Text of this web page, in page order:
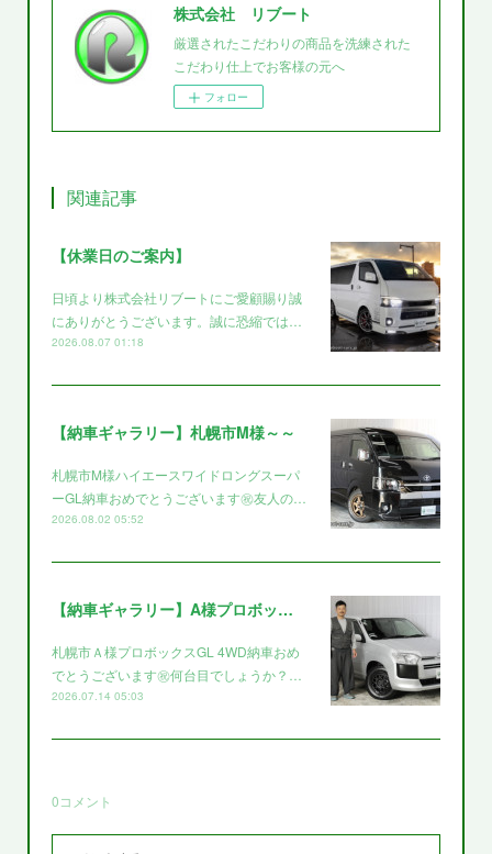
株式会社 リブート
厳選されたこだわりの商品を洗練された
こだわり仕上でお客様の元へ
フォロー
関連記事
【休業日のご案内】
日頃より株式会社リブートにご愛顧賜り誠
にありがとうございます。誠に恐縮では…
2026.08.07 01:18
【納車ギャラリー】札幌市M様～～
札幌市M様ハイエースワイドロングスーパ
ーGL納車おめでとうございます㊗️友人の…
2026.08.02 05:52
【納車ギャラリー】A様プロボックス～～
札幌市Ａ様プロボックスGL 4WD納車おめ
でとうございます㊗️何台目でしょうか？…
2026.07.14 05:03
0コメント